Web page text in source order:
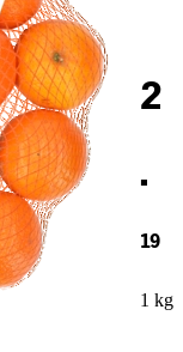
2
.
19
1 kg